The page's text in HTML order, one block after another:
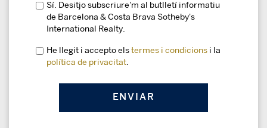
Sí. Desitjo subscriure'm al butlletí informatiu
de Barcelona & Costa Brava Sotheby's
International Realty.
He llegit i accepto els termes i condicions i la
política de privacitat